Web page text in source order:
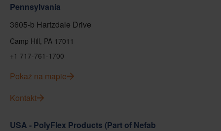
Pennsylvania
3605-b Hartzdale Drive
Camp Hill, PA 17011
+1 717-761-1700
Pokaż na mapie
Kontakt
USA - PolyFlex Products (Part of Nefab